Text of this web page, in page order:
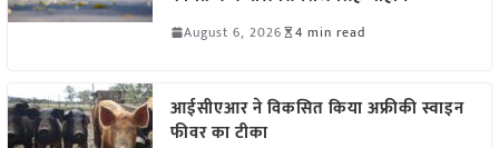
August 6, 2026 4 min read
आईसीएआर ने विकसित किया अफ्रीकी स्वाइन
फीवर का टीका